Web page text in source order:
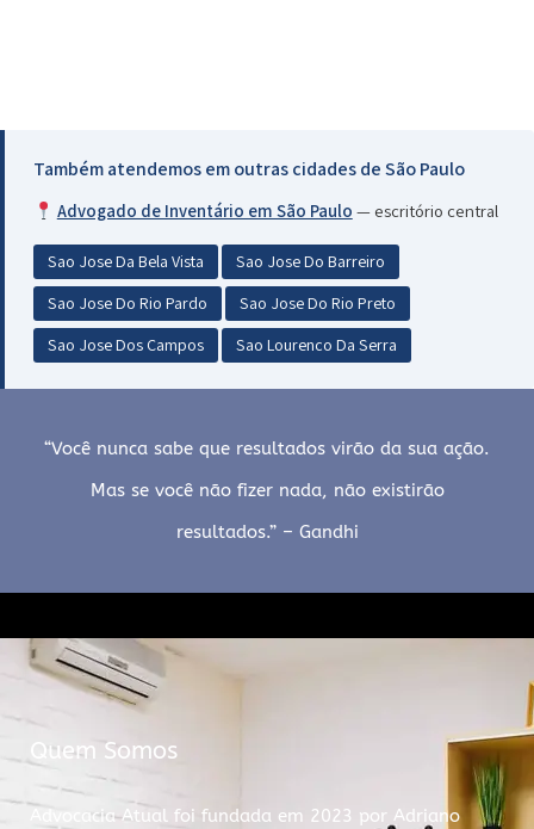
Também atendemos em outras cidades de São Paulo
Advogado de Inventário em São Paulo — escritório central
Sao Jose Da Bela Vista
Sao Jose Do Barreiro
Sao Jose Do Rio Pardo
Sao Jose Do Rio Preto
Sao Jose Dos Campos
Sao Lourenco Da Serra
“Você nunca sabe que resultados virão da sua ação.
Mas se você não fizer nada, não existirão
resultados.” – Gandhi
Quem Somos
Advocacia Atual foi fundada em 2023 por Adriano